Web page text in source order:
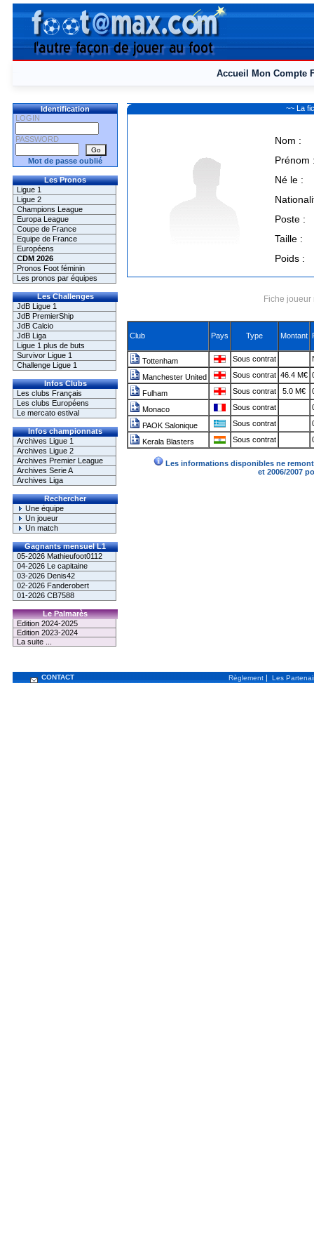
Accueil Mon Compte
Identification
LOGIN
PASSWORD
Mot de passe oublié
Les Pronos
Ligue 1
Ligue 2
Champions League
Europa League
Coupe de France
Equipe de France
Européens
CDM 2026
Pronos Foot féminin
Les pronos par équipes
Les Challenges
JdB Ligue 1
JdB PremierShip
JdB Calcio
JdB Liga
Ligue 1 plus de buts
Survivor Ligue 1
Challenge Ligue 1
Infos Clubs
Les clubs Français
Les clubs Européens
Le mercato estival
Infos championnats
Archives Ligue 1
Archives Ligue 2
Archives Premier League
Archives Serie A
Archives Liga
Rechercher
Une équipe
Un joueur
Un match
Gagnants mensuel L1
05-2026 Mathieufoot0112
04-2026 Le capitaine
03-2026 Denis42
02-2026 Fanderobert
01-2026 CB7588
Le Palmarès
Edition 2024-2025
Edition 2023-2024
La suite ...
~~ La
Nom :
Prénom
Né le :
Poste :
Taille :
Poids :
Fiche
Club Pays Type Montant
Tottenham Sous contrat
Manchester United Sous contrat 46.4 M€
Fulham Sous contrat 5.0 M€
Monaco Sous contrat
PAOK Salonique Sous contrat
Kerala Blasters Sous contrat
Les informations disponibles ne
et 2006/2007
CONTACT Règlement | Les